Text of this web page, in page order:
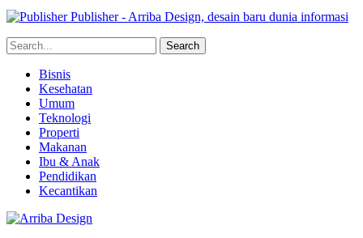
Publisher - Arriba Design, desain baru dunia informasi
Bisnis
Kesehatan
Umum
Teknologi
Properti
Makanan
Ibu & Anak
Pendidikan
Kecantikan